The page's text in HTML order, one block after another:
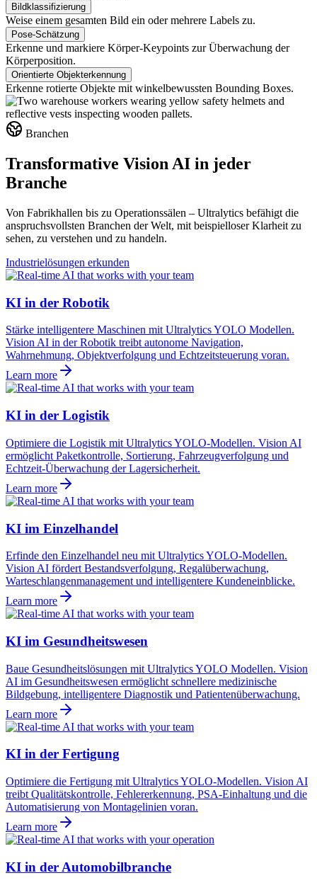
Bildklassifizierung
Weise einem gesamten Bild ein oder mehrere Labels zu.
Pose-Schätzung
Erkenne und markiere Körper-Keypoints zur Überwachung der
Körperposition.
Orientierte Objekterkennung
Erkenne rotierte Objekte mit winkelbewussten Bounding Boxes.
Branchen
Transformative Vision AI in jeder
Branche
Von Fabrikhallen bis zu Operationssälen – Ultralytics befähigt die
anspruchsvollsten Branchen der Welt, mit beispielloser Klarheit zu
sehen, zu verstehen und zu handeln.
Industrielösungen erkunden
KI in der Robotik
Stärke intelligentere Maschinen mit Ultralytics YOLO Modellen.
Vision AI in der Robotik treibt autonome Navigation,
Wahrnehmung, Objektverfolgung und Echtzeitsteuerung voran.
Learn more
KI in der Logistik
Optimiere die Logistik mit Ultralytics YOLO-Modellen. Vision AI
ermöglicht Paketkontrolle, Sortierung, Fahrzeugverfolgung und
Echtzeit-Überwachung der Lagersicherheit.
Learn more
KI im Einzelhandel
Erfinde den Einzelhandel neu mit Ultralytics YOLO-Modellen.
Vision AI fördert Bestandsverfolgung, Regalüberwachung,
Warteschlangenmanagement und intelligentere Kundeneinblicke.
Learn more
KI im Gesundheitswesen
Baue Gesundheitslösungen mit Ultralytics YOLO Modellen. Vision
AI im Gesundheitswesen ermöglicht schnellere medizinische
Bildgebung, intelligentere Diagnostik und Patientenüberwachung.
Learn more
KI in der Fertigung
Optimiere die Fertigung mit Ultralytics YOLO-Modellen. Vision AI
treibt Qualitätskontrolle, Fehlererkennung, PSA-Einhaltung und die
Automatisierung von Montagelinien voran.
Learn more
KI in der Automobilbranche